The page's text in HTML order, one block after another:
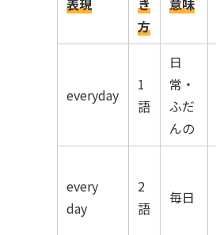
表現
き
方
意味
everyday
1
語
日
常・
ふだ
んの
every
day
2
語
毎日